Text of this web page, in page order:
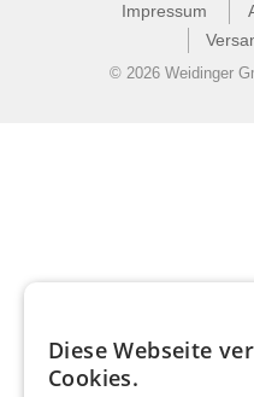
Impressum
© 2026 Weidinger
Diese Webseite
Cookies.